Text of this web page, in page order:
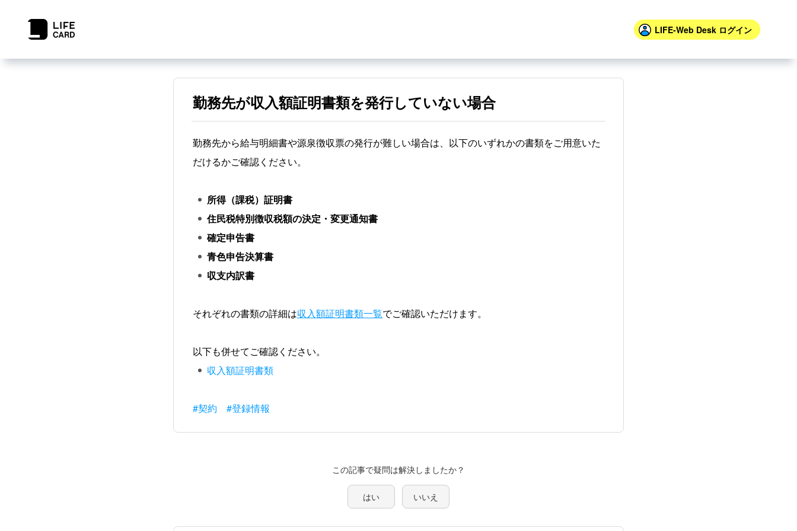
LIFE-Web Desk ログイン
勤務先が収入額証明書類を発行していない場合
勤務先から給与明細書や源泉徴収票の発行が難しい場合は、以下のいずれかの書類をご用意いた
だけるかご確認ください。
所得（課税）証明書
住民税特別徴収税額の決定・変更通知書
確定申告書
青色申告決算書
収支内訳書
それぞれの書類の詳細は収入額証明書類一覧でご確認いただけます。
以下も併せてご確認ください。
収入額証明書類
#契約 #登録情報
この記事で疑問は解決しましたか？
はい いいえ